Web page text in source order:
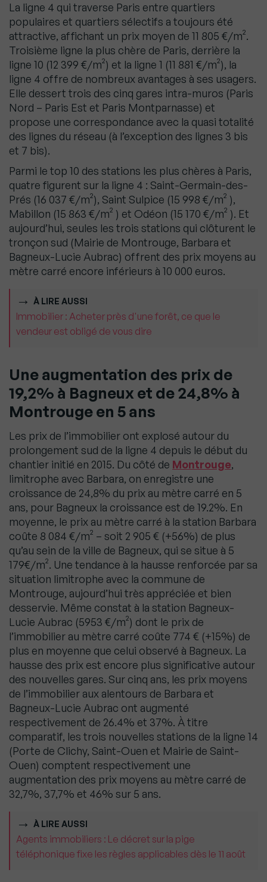
La ligne 4 qui traverse Paris entre quartiers
populaires et quartiers sélectifs a toujours été
attractive, affichant un prix moyen de 11 805 €/m².
Troisième ligne la plus chère de Paris, derrière la
ligne 10 (12 399 €/m²) et la ligne 1 (11 881 €/m²), la
ligne 4 offre de nombreux avantages à ses usagers.
Elle dessert trois des cinq gares intra-muros (Paris
Nord – Paris Est et Paris Montparnasse) et
propose une correspondance avec la quasi totalité
des lignes du réseau (à l’exception des lignes 3 bis
et 7 bis).
Parmi le top 10 des stations les plus chères à Paris,
quatre figurent sur la ligne 4 : Saint-Germain-des-
Prés (16 037 €/m²), Saint Sulpice (15 998 €/m² ),
Mabillon (15 863 €/m² ) et Odéon (15 170 €/m² ). Et
aujourd’hui, seules les trois stations qui clôturent le
tronçon sud (Mairie de Montrouge, Barbara et
Bagneux-Lucie Aubrac) offrent des prix moyens au
mètre carré encore inférieurs à 10 000 euros.
À LIRE AUSSI
Immobilier : Acheter près d'une forêt, ce que le
vendeur est obligé de vous dire
Une augmentation des prix de
19,2% à Bagneux et de 24,8% à
Montrouge en 5 ans
Les prix de l’immobilier ont explosé autour du
prolongement sud de la ligne 4 depuis le début du
chantier initié en 2015. Du côté de Montrouge,
limitrophe avec Barbara, on enregistre une
croissance de 24,8% du prix au mètre carré en 5
ans, pour Bagneux la croissance est de 19.2%. En
moyenne, le prix au mètre carré à la station Barbara
coûte 8 084 €/m² – soit 2 905 € (+56%) de plus
qu’au sein de la ville de Bagneux, qui se situe à 5
179€/m². Une tendance à la hausse renforcée par sa
situation limitrophe avec la commune de
Montrouge, aujourd’hui très appréciée et bien
desservie. Même constat à la station Bagneux-
Lucie Aubrac (5953 €/m²) dont le prix de
l’immobilier au mètre carré coûte 774 € (+15%) de
plus en moyenne que celui observé à Bagneux. La
hausse des prix est encore plus significative autour
des nouvelles gares. Sur cinq ans, les prix moyens
de l’immobilier aux alentours de Barbara et
Bagneux-Lucie Aubrac ont augmenté
respectivement de 26.4% et 37%. À titre
comparatif, les trois nouvelles stations de la ligne 14
(Porte de Clichy, Saint-Ouen et Mairie de Saint-
Ouen) comptent respectivement une
augmentation des prix moyens au mètre carré de
32,7%, 37,7% et 46% sur 5 ans.
À LIRE AUSSI
Agents immobiliers : Le décret sur la pige
téléphonique fixe les règles applicables dès le 11 août